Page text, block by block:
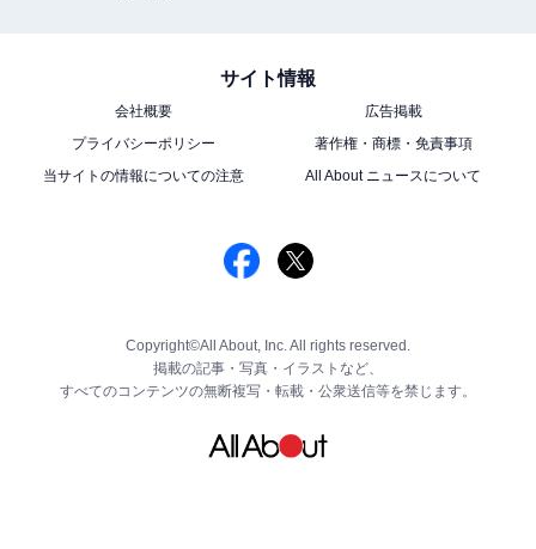
サイト情報
会社概要
広告掲載
プライバシーポリシー
著作権・商標・免責事項
当サイトの情報についての注意
All About ニュースについて
Copyright©All About, Inc. All rights reserved.
掲載の記事・写真・イラストなど、
すべてのコンテンツの無断複写・転載・公衆送信等を禁じます。